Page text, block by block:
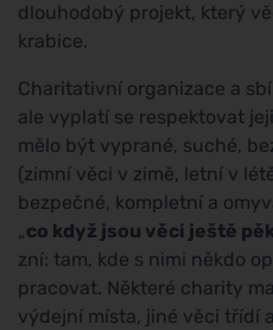
dlouhodobý projekt, který
krabice.
Charitativní organizace a
ale vyplatí se respektovat
mělo být vyprané, suché,
(zimní věci v zimě, letní v
bezpečné, kompletní a
„co když jsou věci ještě
zní: tam, kde s nimi někdo
pracovat. Některé charity
výdejní místa, jiné věci třídí